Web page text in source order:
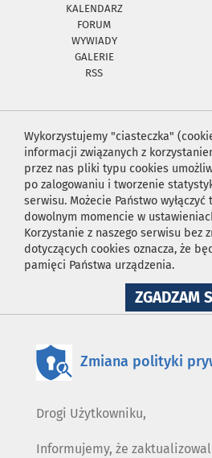
KALENDARZ
FORUM
WYWIADY
GALERIE
RSS
Wykorzystujemy "ciasteczka"
informacji związanych z
przez nas pliki typu cookies
po zalogowaniu i tworzenie
serwisu. Możecie Państwo
dowolnym momencie w
Korzystanie z naszego serwisu bez
dotyczących cookies oznacza, że
pamięci Państwa urządzenia.
ZGADZAM
Zmiana polityki
Drogi Użytkowniku,
Informujemy, że